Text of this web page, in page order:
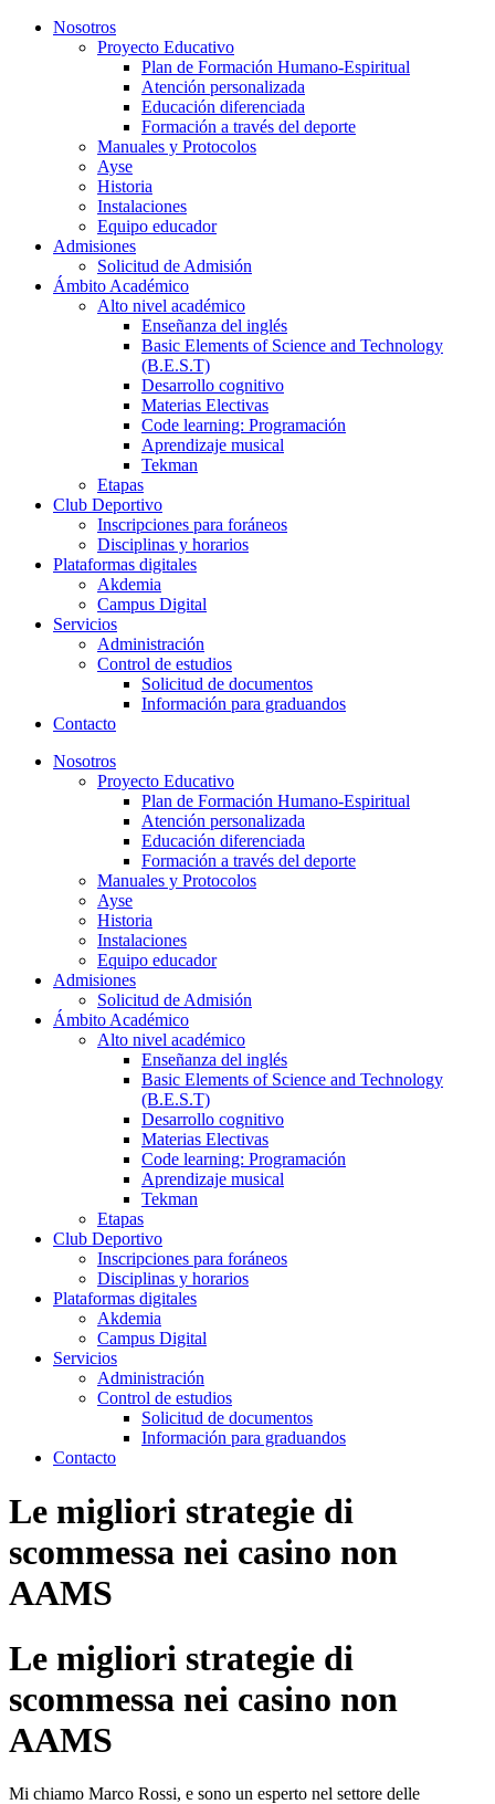
Nosotros
Proyecto Educativo
Plan de Formación Humano-Espiritual
Atención personalizada
Educación diferenciada
Formación a través del deporte
Manuales y Protocolos
Ayse
Historia
Instalaciones
Equipo educador
Admisiones
Solicitud de Admisión
Ámbito Académico
Alto nivel académico
Enseñanza del inglés
Basic Elements of Science and Technology
(B.E.S.T)
Desarrollo cognitivo
Materias Electivas
Code learning: Programación
Aprendizaje musical
Tekman
Etapas
Club Deportivo
Inscripciones para foráneos
Disciplinas y horarios
Plataformas digitales
Akdemia
Campus Digital
Servicios
Administración
Control de estudios
Solicitud de documentos
Información para graduandos
Contacto
Nosotros
Proyecto Educativo
Plan de Formación Humano-Espiritual
Atención personalizada
Educación diferenciada
Formación a través del deporte
Manuales y Protocolos
Ayse
Historia
Instalaciones
Equipo educador
Admisiones
Solicitud de Admisión
Ámbito Académico
Alto nivel académico
Enseñanza del inglés
Basic Elements of Science and Technology
(B.E.S.T)
Desarrollo cognitivo
Materias Electivas
Code learning: Programación
Aprendizaje musical
Tekman
Etapas
Club Deportivo
Inscripciones para foráneos
Disciplinas y horarios
Plataformas digitales
Akdemia
Campus Digital
Servicios
Administración
Control de estudios
Solicitud de documentos
Información para graduandos
Contacto
Le migliori strategie di
scommessa nei casino non
AAMS
Le migliori strategie di
scommessa nei casino non
AAMS
Mi chiamo Marco Rossi, e sono un esperto nel settore delle